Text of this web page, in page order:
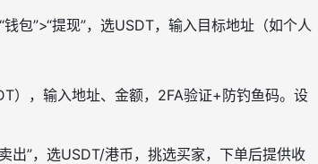
包”>“提现”，选USDT，输入目标地址（如个人
），输入地址、金额，2FA验证+防钓鱼码。设
出”，选USDT/港币，挑选买家，下单后提供收